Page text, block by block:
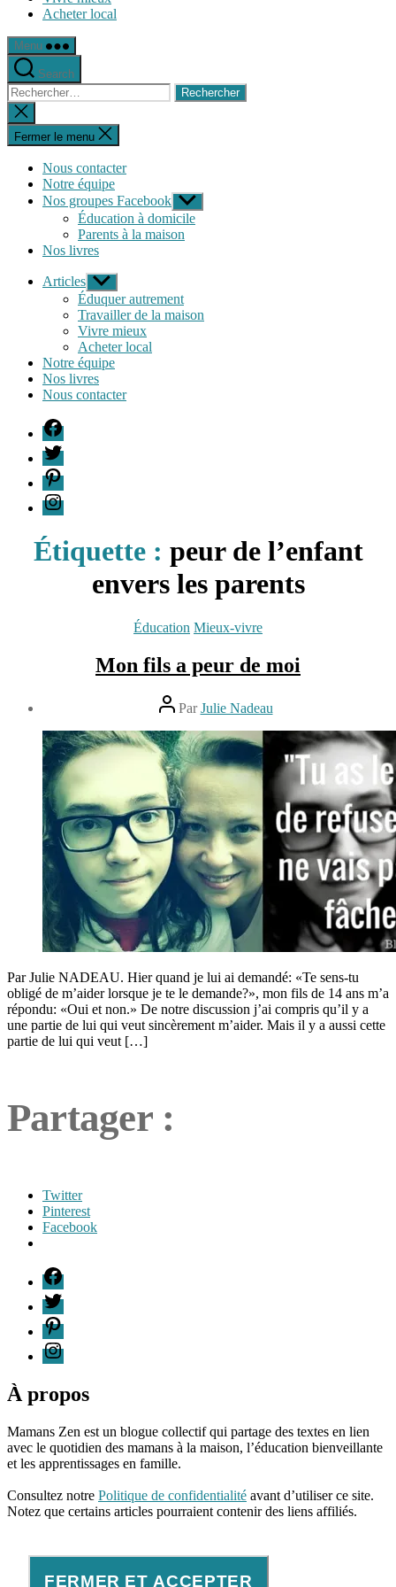
Acheter local
Menu
Search
Rechercher :
Fermer
la
recherche
Fermer le menu
Nous contacter
Notre équipe
Nos groupes Facebook Afficher
le
sous-
menu
Éducation à domicile
Parents à la maison
Nos livres
Articles Afficher
le
sous-
menu
Éduquer autrement
Travailler de la maison
Vivre mieux
Acheter local
Notre équipe
Nos livres
Nous contacter
F
T
P
I
Étiquette : peur de l’enfant
envers les parents
Catégories
Éducation Mieux-vivre
Mon fils a peur de moi
Auteur
de
l’article
ParJulie Nadeau
de
l’article
20
octobre
2015
Par Julie NADEAU. Hier quand je lui ai demandé: «Te sens-tu
obligé de m’aider lorsque je te le demande?», mon fils de 14 ans m’a
répondu: «Oui et non.» De notre discussion j’ai compris qu’il y a
une partie de lui qui veut sincèrement m’aider. Mais il y a aussi cette
partie de lui qui veut […]
Partager :
Twitter
Pinterest
Facebook
Étiquettes
acceptation
de
soi,
blog
de
colère,
culpabilité
maman ,
émotions
maternité,
et
colère,
de
F
T
P
I
À propos
Mamans Zen est un blogue collectif qui partage des textes en lien
avec le quotidien des mamans à la maison, l’éducation bienveillante
et les apprentissages en famille.
Consultez notre Politique de confidentialité avant d’utiliser ce site.
Notez que certains articles pourraient contenir des liens affiliés.